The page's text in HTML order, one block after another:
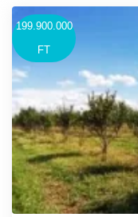
199.900.000
FT